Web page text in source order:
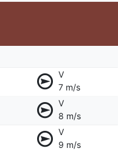
V
7 m/s
V
8 m/s
V
9 m/s